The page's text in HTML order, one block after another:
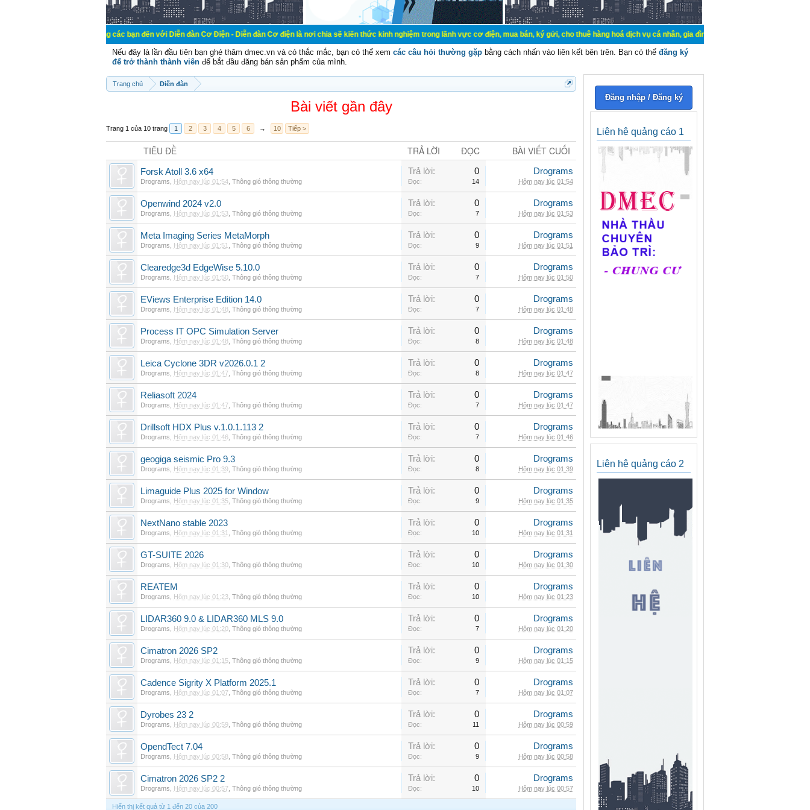
Chào mừng các bạn đến với Diễn đàn Cơ Điện - Diễn đàn Cơ điện là nơi chia sẽ kiến thức kinh nghiệm trong lãnh vực cơ điện, mua bán, ký gửi, cho thuê hàng hoá dịch vụ cá nhân, gia đình. Mua bán, ký gửi, cho thuê thiết bị hệ
Nếu đây là lần đầu tiên bạn ghé thăm dmec.vn và có thắc mắc, bạn có thể xem các câu hỏi thường gặp bằng cách nhấn vào liên kết bên trên. Bạn có thể đăng ký
để trở thành thành viên để bắt đầu đăng bán sản phẩm của mình.
Trang chủ Diễn đàn
Bài viết gần đây
Trang 1 của 10 trang 1 2 3 4 5 6 → 10 Tiếp >
TIÊU ĐỀ TRẢ LỜI ĐỌC BÀI VIẾT CUỐI
Forsk Atoll 3.6 x64
Drograms Hôm nay lúc 01:54 Thông gió thông thường
Trả lời: 0
Đọc: 14
Drograms
Hôm nay lúc 01:54
Openwind 2024 v2.0
Drograms Hôm nay lúc 01:53 Thông gió thông thường
Trả lời: 0
Đọc: 7
Drograms
Hôm nay lúc 01:53
Meta Imaging Series MetaMorph
Drograms Hôm nay lúc 01:51 Thông gió thông thường
Trả lời: 0
Đọc: 9
Drograms
Hôm nay lúc 01:51
Clearedge3d EdgeWise 5.10.0
Drograms Hôm nay lúc 01:50 Thông gió thông thường
Trả lời: 0
Đọc: 7
Drograms
Hôm nay lúc 01:50
EViews Enterprise Edition 14.0
Drograms Hôm nay lúc 01:48 Thông gió thông thường
Trả lời: 0
Đọc: 7
Drograms
Hôm nay lúc 01:48
Process IT OPC Simulation Server
Drograms Hôm nay lúc 01:48 Thông gió thông thường
Trả lời: 0
Đọc: 8
Drograms
Hôm nay lúc 01:48
Leica Cyclone 3DR v2026.0.1 2
Drograms Hôm nay lúc 01:47 Thông gió thông thường
Trả lời: 0
Đọc: 8
Drograms
Hôm nay lúc 01:47
Reliasoft 2024
Drograms Hôm nay lúc 01:47 Thông gió thông thường
Trả lời: 0
Đọc: 7
Drograms
Hôm nay lúc 01:47
Drillsoft HDX Plus v.1.0.1.113 2
Drograms Hôm nay lúc 01:46 Thông gió thông thường
Trả lời: 0
Đọc: 7
Drograms
Hôm nay lúc 01:46
geogiga seismic Pro 9.3
Drograms Hôm nay lúc 01:39 Thông gió thông thường
Trả lời: 0
Đọc: 8
Drograms
Hôm nay lúc 01:39
Limaguide Plus 2025 for Window
Drograms Hôm nay lúc 01:35 Thông gió thông thường
Trả lời: 0
Đọc: 9
Drograms
Hôm nay lúc 01:35
NextNano stable 2023
Drograms Hôm nay lúc 01:31 Thông gió thông thường
Trả lời: 0
Đọc: 10
Drograms
Hôm nay lúc 01:31
GT-SUITE 2026
Drograms Hôm nay lúc 01:30 Thông gió thông thường
Trả lời: 0
Đọc: 10
Drograms
Hôm nay lúc 01:30
REATEM
Drograms Hôm nay lúc 01:23 Thông gió thông thường
Trả lời: 0
Đọc: 10
Drograms
Hôm nay lúc 01:23
LIDAR360 9.0 & LIDAR360 MLS 9.0
Drograms Hôm nay lúc 01:20 Thông gió thông thường
Trả lời: 0
Đọc: 7
Drograms
Hôm nay lúc 01:20
Cimatron 2026 SP2
Drograms Hôm nay lúc 01:15 Thông gió thông thường
Trả lời: 0
Đọc: 9
Drograms
Hôm nay lúc 01:15
Cadence Sigrity X Platform 2025.1
Drograms Hôm nay lúc 01:07 Thông gió thông thường
Trả lời: 0
Đọc: 7
Drograms
Hôm nay lúc 01:07
Dyrobes 23 2
Drograms Hôm nay lúc 00:59 Thông gió thông thường
Trả lời: 0
Đọc: 11
Drograms
Hôm nay lúc 00:59
OpendTect 7.04
Drograms Hôm nay lúc 00:58 Thông gió thông thường
Trả lời: 0
Đọc: 9
Drograms
Hôm nay lúc 00:58
Cimatron 2026 SP2 2
Drograms Hôm nay lúc 00:57 Thông gió thông thường
Trả lời: 0
Đọc: 10
Drograms
Hôm nay lúc 00:57
Hiển thị kết quả từ 1 đến 20 của 200
Đăng nhập / Đăng ký
Liên hệ quảng cáo 1
Liên hệ quảng cáo 2